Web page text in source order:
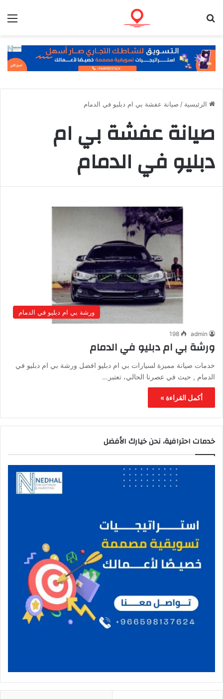
الرئيسية / صيانة عفشة بي ام دبليو في الدمام
صيانة عفشة بي ام
دبليو في الدمام
ورشة بي ام دبليو في الدمام
admin
198
ورشة بي ام دبليو في الدمام
خدمات صيانة مميزة لسيارات بي ام دبليو افضل ورشة بي ام دبليو في
الدمام , حيث في عصرنا الحالي، تعتبر…
أكمل القراءة »
خدمات احترافية، نحن خيارك الأفضل